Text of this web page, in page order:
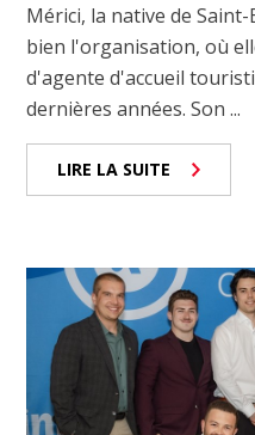
Mérici, la native de
bien l'organisation, où
d'agente d'accueil
dernières années. Son ...
LIRE LA SUITE